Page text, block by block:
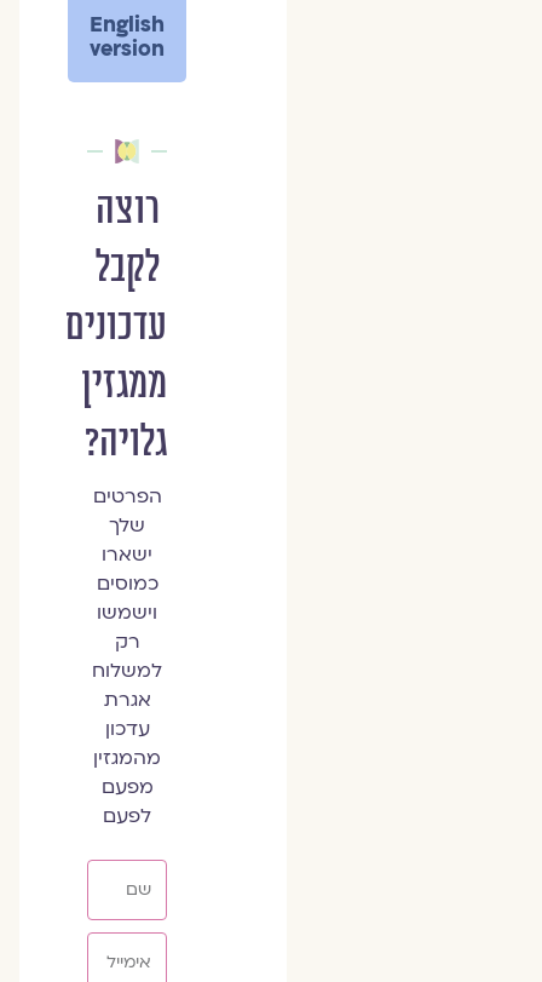
English
version
רוצה
לקבל
עדכונים
ממגזין
גלויה?
הפרטים
שלך
ישארו
כמוסים
וישמשו
רק
למשלוח
אגרת
עדכון
מהמגזין
מפעם
לפעם